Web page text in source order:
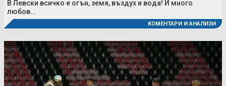
В Левски всичко е огън, земя, въздух и вода! И много
любов...
КОМЕНТАРИ И АНАЛИЗИ